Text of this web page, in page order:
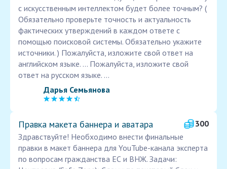
с искусственным интеллектом будет более точным? (
Обязательно проверьте точность и актуальность
фактических утверждений в каждом ответе с
помощью поисковой системы. Обязательно укажите
источники. ) Пожалуйста, изложите свой ответ на
английском языке. ... Пожалуйста, изложите свой
ответ на русском языке. ...
Дарья Семьянова
Правка макета баннера и аватара
300
Здравствуйте! Необходимо внести финальные
правки в макет баннера для YouTube-канала эксперта
по вопросам гражданства ЕС и ВНЖ. Задачи: